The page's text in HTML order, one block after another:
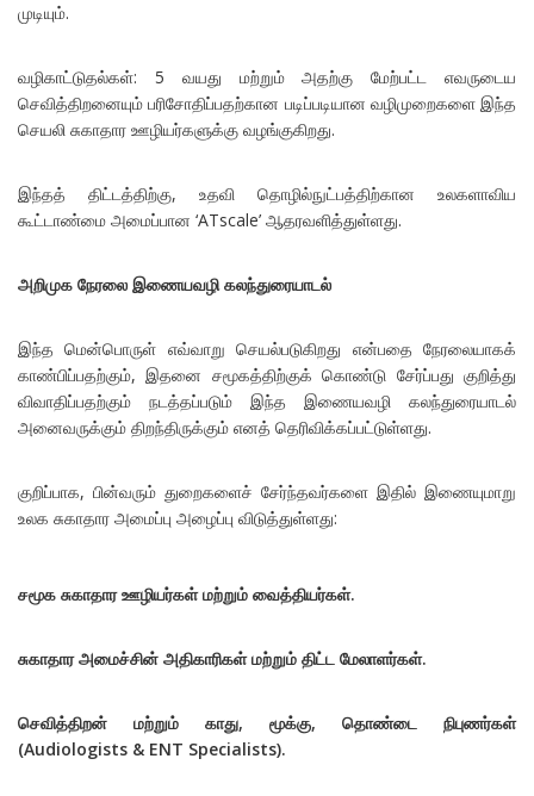
முடியும்.
வழிகாட்டுதல்கள்: 5 வயது மற்றும் அதற்கு மேற்பட்ட எவருடைய
செவித்திறனையும் பரிசோதிப்பதற்கான படிப்படியான வழிமுறைகளை இந்த
செயலி சுகாதார ஊழியர்களுக்கு வழங்குகிறது.
இந்தத் திட்டத்திற்கு, உதவி தொழில்நுட்பத்திற்கான உலகளாவிய
கூட்டாண்மை அமைப்பான ‘ATscale’ ஆதரவளித்துள்ளது.
அறிமுக நேரலை இணையவழி கலந்துரையாடல்
இந்த மென்பொருள் எவ்வாறு செயல்படுகிறது என்பதை நேரலையாகக்
காண்பிப்பதற்கும், இதனை சமூகத்திற்குக் கொண்டு சேர்ப்பது குறித்து
விவாதிப்பதற்கும் நடத்தப்படும் இந்த இணையவழி கலந்துரையாடல்
அனைவருக்கும் திறந்திருக்கும் எனத் தெரிவிக்கப்பட்டுள்ளது.
குறிப்பாக, பின்வரும் துறைகளைச் சேர்ந்தவர்களை இதில் இணையுமாறு
உலக சுகாதார அமைப்பு அழைப்பு விடுத்துள்ளது:
சமூக சுகாதார ஊழியர்கள் மற்றும் வைத்தியர்கள்.
சுகாதார அமைச்சின் அதிகாரிகள் மற்றும் திட்ட மேலாளர்கள்.
செவித்திறன் மற்றும் காது, மூக்கு, தொண்டை நிபுணர்கள்
(Audiologists & ENT Specialists).